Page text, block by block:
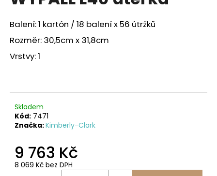
z
5
hvězdiček.
Balení: 1 kartón / 18 balení x 56 útržků
Rozměr: 30,5cm x 31,8cm
Vrstvy: 1
Skladem
Kód: 7471
Značka:Kimberly-Clark
9 763 Kč
8 069 Kč bez DPH
j
í
t
?
D
o